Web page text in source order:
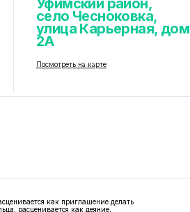
Уфимский район,
село Чесноковка,
улица Карьерная, дом
2А
Посмотреть на карте
как приглашение делать
расценивается как деяние,